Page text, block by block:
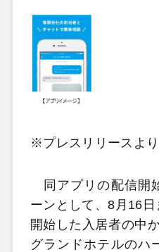
※プレスリリースより
同アプリの配信開
ーンとして、8月16
開始した入居者の中
グランドホテルのハ